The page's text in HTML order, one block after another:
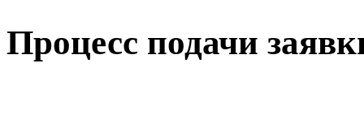
Процесс подачи